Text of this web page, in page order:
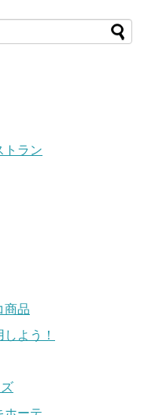
トラン
商品
よう！